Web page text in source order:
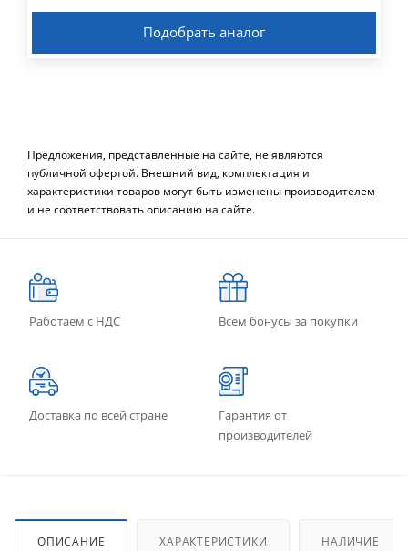
Подобрать аналог
Предложения, представленные на сайте, не являются
публичной офертой. Внешний вид, комплектация и
характеристики товаров могут быть изменены производителем
и не соответствовать описанию на сайте.
Работаем с НДС Всем бонусы за покупки
Доставка по всей стране
Гарантия от
производителей
ОПИСАНИЕ ХАРАКТЕРИСТИКИ НАЛИЧИЕ